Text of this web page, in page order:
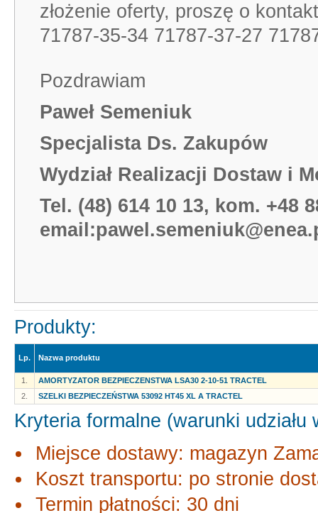
złożenie oferty, proszę o
71787-35-34 71787-37-27
Pozdrawiam
Paweł Semeniuk
Specjalista Ds. Zakupów
Wydział Realizacji Dostaw i
Tel. (48) 614 10 13, kom. +48
email:
Produkty:
Lp. Nazwa produktu
1.
AMORTYZATOR BEZPIECZENSTWA LSA30 2-10-51 TRACTEL
2.
SZELKI BEZPIECZEŃSTWA 53092 HT45 XL A TRACTEL
Kryteria formalne (warunki udziału
Miejsce dostawy: magazyn
Koszt transportu: po stronie
Termin płatności: 30 dni